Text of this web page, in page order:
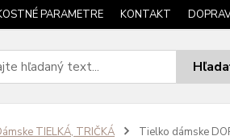
PARAMETRE KONTAKT
TIELKÁ, TRIČKÁ Tielko dámske